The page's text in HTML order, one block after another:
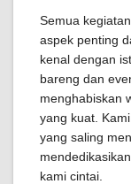
Semua
aspek penting
kenal dengan
bareng dan
menghabiskan
yang kuat.
yang saling
kami cintai.